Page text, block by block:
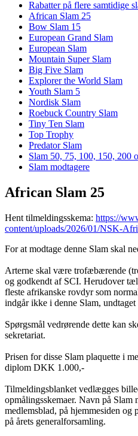
Rabatter på flere samtidige
African Slam 25
Bow Slam 15
European Grand Slam
European Slam
Mountain Super Slam
Big Five Slam
Explorer the World Slam
Youth Slam 5
Nordisk Slam
Roebuck Country Slam
Tiny Ten Slam
Top Trophy
Predator Slam
Slam 50, 75, 100, 150, 200
Slam modtagere
African Slam 25
Hent tilmeldingsskema: https://
content/uploads/2026/01/NSK-
For at modtage denne Slam skal
Arterne skal være trofæbærende
og godkendt af SCI. Herudover
fleste afrikanske rovdyr som
indgår ikke i denne Slam, undtaget
Spørgsmål vedrørende dette kan
sekretariat.
Prisen for disse Slam plaquette i
diplom DKK 1.000,-
Tilmeldingsblanket vedlægges
opmålingsskemaer. Navn på Slam
medlemsblad, på hjemmesiden
på årets generalforsamling.